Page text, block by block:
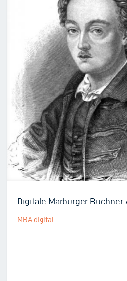
Digitale Marburger Büchner
MBA digital